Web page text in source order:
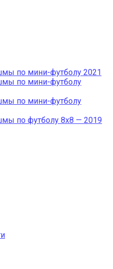
по мини-футболу 2021
по мини-футболу
по мини-футболу
по футболу 8х8 — 2019